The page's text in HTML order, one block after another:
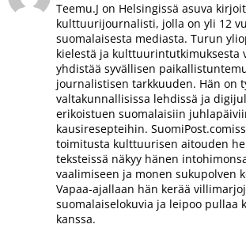
Teemu.J on Helsingissä asuva
kulttuurijournalisti, jolla on yli 12
suomalaisesta mediasta. Turun
kielestä ja kulttuurintutkimuksesta
yhdistää syvällisen
journalistisen tarkkuuden. Hän on
valtakunnallisissa lehdissä ja
erikoistuen suomalaisiin
kausiresepteihin.
toimitusta kulttuurisen aitouden
teksteissä näkyy hänen
vaalimiseen ja monen sukupolven
Vapaa-ajallaan hän kerää
suomalaiselokuvia ja leipoo pullaa
kanssa.